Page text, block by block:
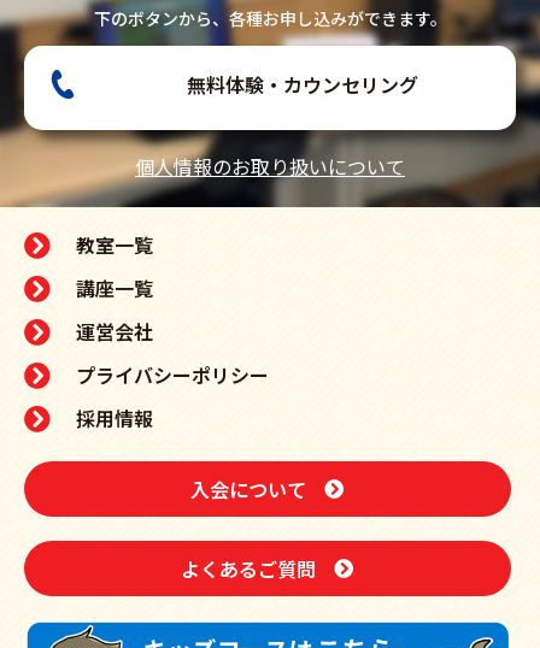
下のボタンから、各種お申し込みができます。
無料体験・カウンセリング
個人情報のお取り扱いについて
教室一覧
講座一覧
運営会社
プライバシーポリシー
採用情報
入会について
よくあるご質問